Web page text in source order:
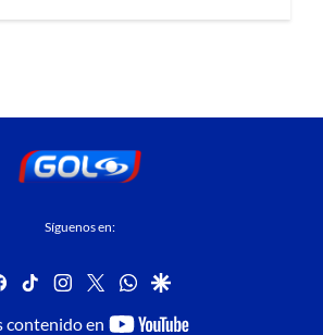
Síguenos en:
facebook
tiktok instagram
twitterwhatsapp
google
contenido en
youtube-